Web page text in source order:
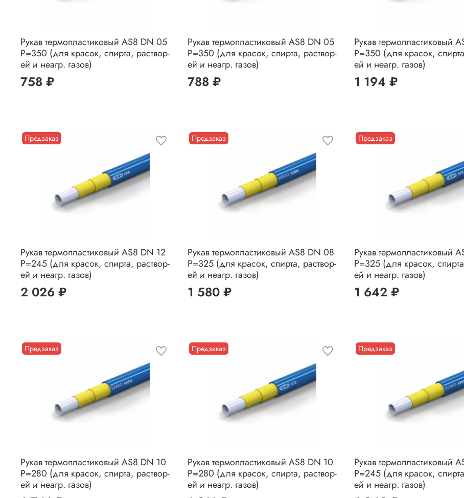
Рукав термопластиковый AS8 DN 05
P=350 (для красок, спирта, раствор-
ей и неагр. газов)
758 ₽
Рукав термопластиковый AS8 DN 05
P=350 (для красок, спирта, раствор-
ей и неагр. газов)
788 ₽
Рукав термопластиковый
P=350 (для красок,
ей и неагр. газов)
1 194 ₽
Предзаказ
Рукав термопластиковый AS8 DN 12
P=245 (для красок, спирта, раствор-
ей и неагр. газов)
2 026 ₽
Предзаказ
Рукав термопластиковый AS8 DN 08
P=325 (для красок, спирта, раствор-
ей и неагр. газов)
1 580 ₽
Предзаказ
Рукав термопластиковый
P=325 (для красок,
ей и неагр. газов)
1 642 ₽
Предзаказ
Рукав термопластиковый AS8 DN 10
P=280 (для красок, спирта, раствор-
ей и неагр. газов)
Предзаказ
Рукав термопластиковый AS8 DN 10
P=280 (для красок, спирта, раствор-
ей и неагр. газов)
Предзаказ
Рукав термопластиковый
P=245 (для красок,
ей и неагр. газов)